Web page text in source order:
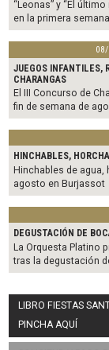
“Leonas” y “El
en la primera
JUEGOS INFANTILES,
CHARANGAS
El III Concurso de
fin de semana de
HINCHABLES,
Hinchables de agua,
agosto en Burjassot
DEGUSTACIÓN DE
La Orquesta Platino
tras la degustación
LIBRO FIESTAS
PINCHA AQUÍ